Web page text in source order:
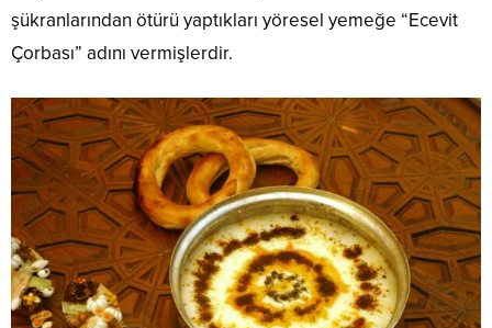
şükranlarından ötürü yaptıkları yöresel yemeğe “Ecevit
Çorbası” adını vermişlerdir.